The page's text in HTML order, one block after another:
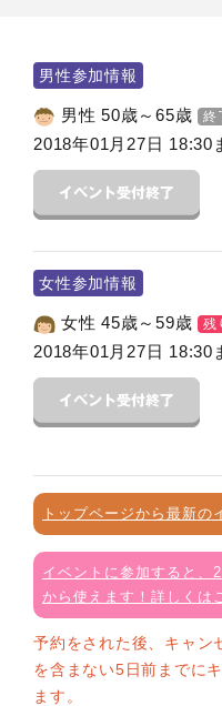
男性参加情報
男性 50歳～65歳 終
2018年01月27日 18:30
女性参加情報
女性 45歳～59歳 残
2018年01月27日 18:30
トップページから最新
イベントに参加すると、
から使えます！詳しくは
予約をされた後、キャン
を含まない5日前までに
ます。